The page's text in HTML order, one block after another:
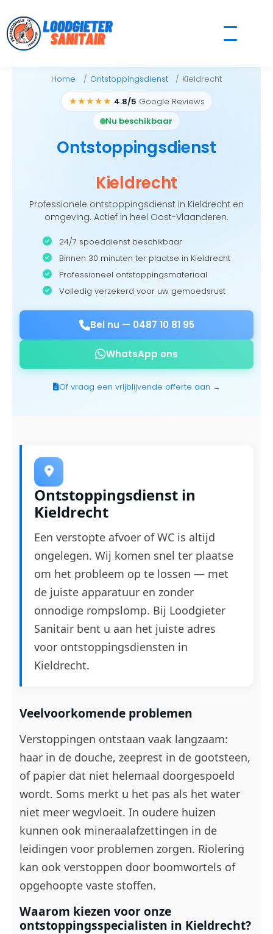
to
content
Home Ontstoppingsdienst Kieldrecht
★★★★★ 4.8/5 Google Reviews
Nu beschikbaar
Ontstoppingsdienst
Kieldrecht
Professionele ontstoppingsdienst in Kieldrecht en
omgeving. Actief in heel Oost-Vlaanderen.
24/7 spoeddienst beschikbaar
Binnen 30 minuten ter plaatse in Kieldrecht
Professioneel ontstoppingsmateriaal
Volledig verzekerd voor uw gemoedsrust
Bel nu — 0487 10 81 95
WhatsApp ons
Of vraag een vrijblijvende offerte aan →
Ontstoppingsdienst in
Kieldrecht
Een verstopte afvoer of WC is altijd
ongelegen. Wij komen snel ter plaatse
om het probleem op te lossen — met
de juiste apparatuur en zonder
onnodige rompslomp. Bij Loodgieter
Sanitair bent u aan het juiste adres
voor ontstoppingsdiensten in
Kieldrecht.
Veelvoorkomende problemen
Verstoppingen ontstaan vaak langzaam:
haar in de douche, zeeprest in de gootsteen,
of papier dat niet helemaal doorgespoeld
wordt. Soms merkt u het pas als het water
niet meer wegvloeit. In oudere huizen
kunnen ook mineraalafzettingen in de
leidingen voor problemen zorgen. Riolering
kan ook verstoppen door boomwortels of
opgehoopte vaste stoffen.
Waarom kiezen voor onze
ontstoppingsspecialisten in Kieldrecht?